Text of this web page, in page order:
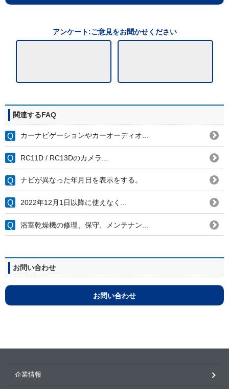
アンケート:ご意見をお聞かせください
関連するFAQ
カーナビゲーションやカーオーディオ...
RC11D / RC13Dのカメラ...
ナビが異なった年月日を表示をする。
2022年12月1日以降に使えなく...
浴室乾燥機の修理、保守、メンテナン...
お問い合わせ
お問い合わせ
企業情報